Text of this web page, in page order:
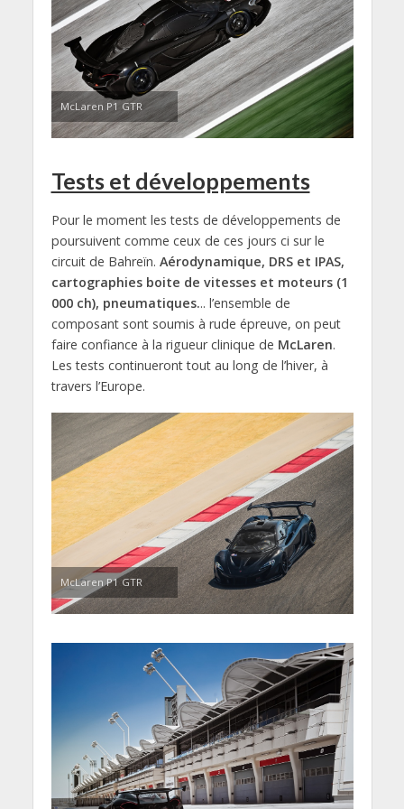
McLaren P1 GTR
Tests et développements
Pour le moment les tests de développements de
poursuivent comme ceux de ces jours ci sur le
circuit de Bahreïn. Aérodynamique, DRS et IPAS,
cartographies boite de vitesses et moteurs (1
000 ch), pneumatiques... l’ensemble de
composant sont soumis à rude épreuve, on peut
faire confiance à la rigueur clinique de McLaren.
Les tests continueront tout au long de l’hiver, à
travers l’Europe.
McLaren P1 GTR